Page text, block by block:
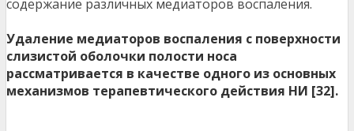
содержание различных медиаторов воспаления.
Удаление медиаторов воспаления с поверхности
слизистой оболочки полости носа
рассматривается в качестве одного из основных
механизмов терапевтического действия НИ [32].